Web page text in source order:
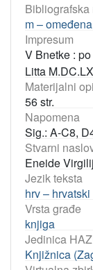
Bibliografska
m –
Impresum
V Bnetke :
Litta
Materijalni
56 str.
Napomena
Sig.: A-C8,
Stvarni
Eneide
Jezik teksta
hrv – hrvatski
Vrsta građe
knjiga
Jedinica
Knjižnica